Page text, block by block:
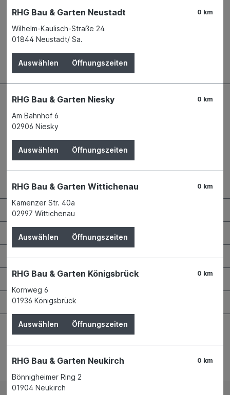
E-Mail
info.drain@fraenkische.de
Kontaktdaten und Öffnungszeiten
RHG Helfer
Wissenswertes
Bauen & Renovieren
Garten & Landschaftsbau
Bestellung widerrufen
0 km
RHG Bau & Garten Neustadt
Wilhelm-Kaulisch-Straße 24
01844 Neustadt/ Sa.
Auswählen Öffnungszeiten
0 km
RHG Bau & Garten Niesky
Am Bahnhof 6
02906 Niesky
Auswählen Öffnungszeiten
0 km
RHG Bau & Garten Wittichenau
Kamenzer Str. 40a
02997 Wittichenau
Auswählen Öffnungszeiten
0 km
RHG Bau & Garten Königsbrück
Kornweg 6
01936 Königsbrück
Auswählen Öffnungszeiten
0 km
RHG Bau & Garten Neukirch
Bönnigheimer Ring 2
01904 Neukirch